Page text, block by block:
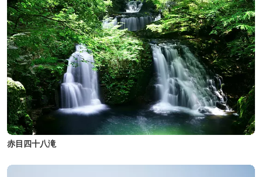
赤目四十八滝